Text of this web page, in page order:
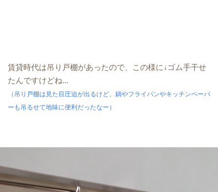
賃貸時代は吊り戸棚があったので、この様に↓ゴム手干せ
たんですけどね...
（吊り戸棚は見た目圧迫が出るけど、鍋やフライパンやキッチンペーパ
ーも吊るせて地味に便利だったなー）